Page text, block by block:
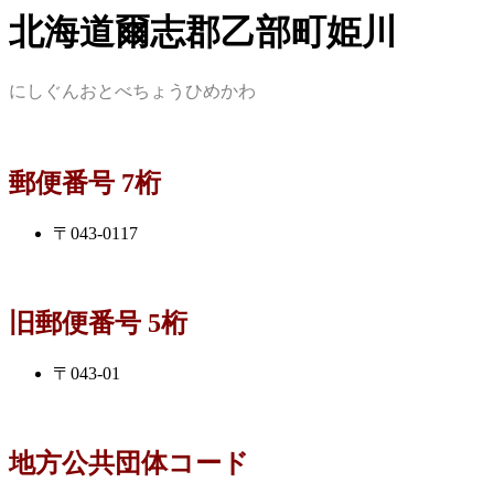
北海道爾志郡乙部町姫川
にしぐんおとべちょうひめかわ
郵便番号 7桁
〒043-0117
旧郵便番号 5桁
〒043-01
地方公共団体コード